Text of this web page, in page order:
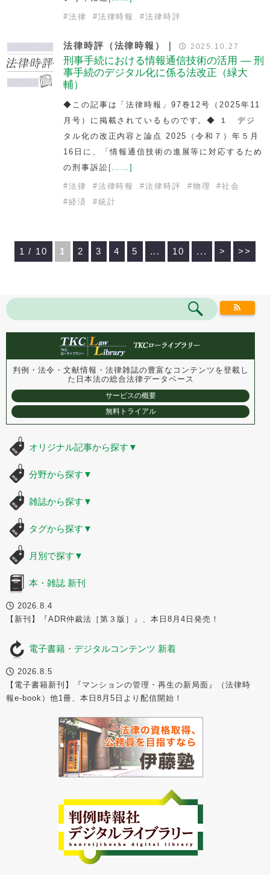
#法律 #法律時報 #法律時評
法律時評（法律時報）｜ 2025.10.27
刑事手続における情報通信技術の活用 — 刑
事手続のデジタル化に係る法改正（緑大
輔）
◆この記事は「法律時報」97巻12号（2025年11
月号）に掲載されているものです。◆ １ デジ
タル化の改正内容と論点 2025（令和７）年５月
16日に、「情報通信技術の進展等に対応するため
の刑事訴訟 [……]
#法律 #法律時報 #法律時評 #物理 #社会
#経済 #統計
1 / 10 1 2 3 4 5 ... 10 ... > >>
判例・法令・文献情報・法律雑誌の豊富なコンテンツを登載し
た 日本法の総合法律データベース
サービスの概要
無料トライアル
オリジナル記事から探す ▼
分野から探す ▼
雑誌から探す ▼
タグから探す ▼
月別で探す ▼
本・雑誌 新刊
2026.8.4
【新刊】『ADR仲裁法［第３版］』、本日8月4日発売！
電子書籍・デジタルコンテンツ 新着
2026.8.5
【電子書籍新刊】『マンションの管理・再生の新局面』（法律時
報e-book）他1冊、本日8月5日より配信開始！